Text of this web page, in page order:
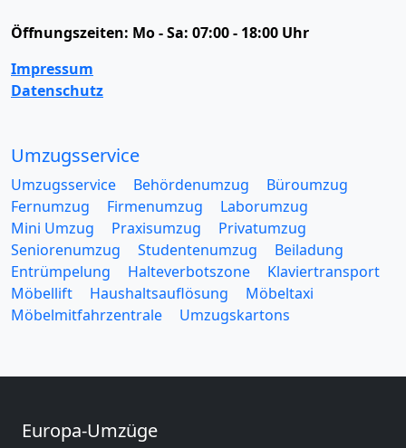
Öffnungszeiten: Mo - Sa: 07:00 - 18:00 Uhr
Impressum
Datenschutz
Umzugsservice
Umzugsservice Behördenumzug
Büroumzug
Fernumzug
Firmenumzug
Laborumzug
Mini Umzug
Praxisumzug
Privatumzug
Seniorenumzug
Studentenumzug
Beiladung
Entrümpelung
Halteverbotszone
Klaviertransport
Möbellift
Haushaltsauflösung
Möbeltaxi
Möbelmitfahrzentrale
Umzugskartons
Europa-Umzüge